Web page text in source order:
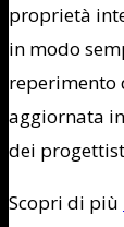
proprietà
in modo
reperimento
aggiornata
dei
Scopri di più